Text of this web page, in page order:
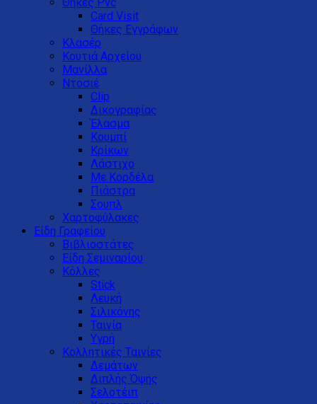
Card Visit
Θήκες Εγγράφων
Κλασέρ
Κουτιά Αρχείου
Μανίλλα
Ντοσιέ
Clip
Δικογραφίας
Έλασμα
Κουμπί
Κρίκων
Λάστιχο
Με Κορδέλα
Πιάστρα
Σουπλ
Χαρτοφύλακες
Είδη Γραφείου
Βιβλιοστάτες
Είδη Σεμιναρίου
Κόλλες
Stick
Λευκή
Σιλικόνης
Ταινία
Υγρή
Κολλητικές Ταινίες
Δεμάτων
Διπλής Όψης
Σελοτέιπ